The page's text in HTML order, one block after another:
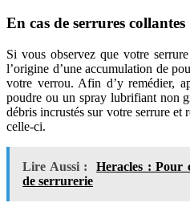
En cas de serrures collantes
Si vous observez que votre
l’origine d’une accumulation de
votre verrou. Afin d’y remédier,
poudre ou un spray lubrifiant non
débris incrustés sur votre serrure
celle-ci.
Lire Aussi :
Heracles : Pour
de serrurerie